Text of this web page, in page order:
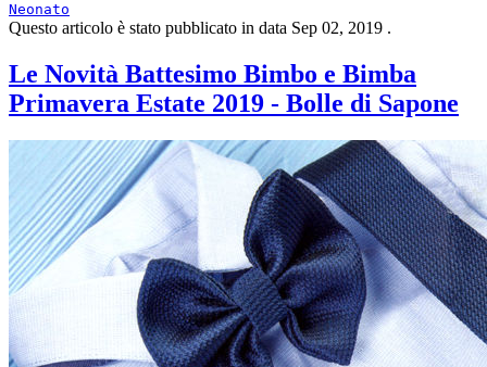
Neonato
Questo articolo è stato pubblicato in data Sep 02, 2019 .
Le Novità Battesimo Bimbo e Bimba
Primavera Estate 2019 - Bolle di Sapone